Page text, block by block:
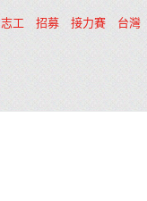
志工 招募 接力賽 台灣